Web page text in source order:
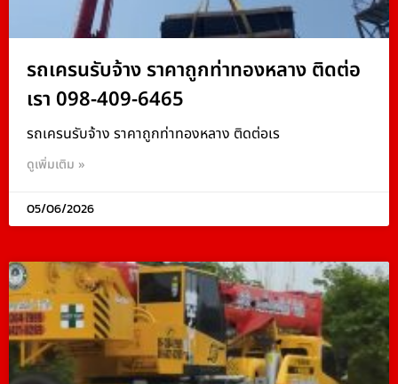
รถเครนรับจ้าง ราคาถูกท่าทองหลาง ติดต่อ
เรา 098-409-6465
รถเครนรับจ้าง ราคาถูกท่าทองหลาง ติดต่อเร
ดูเพิ่มเติม »
05/06/2026